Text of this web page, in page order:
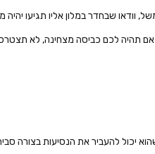
וודאו שבחדר במלון אליו תגיעו
אם תהיה לכם כביסה מצחינה, לא
יכול להעביר את הנסיעות בצורה